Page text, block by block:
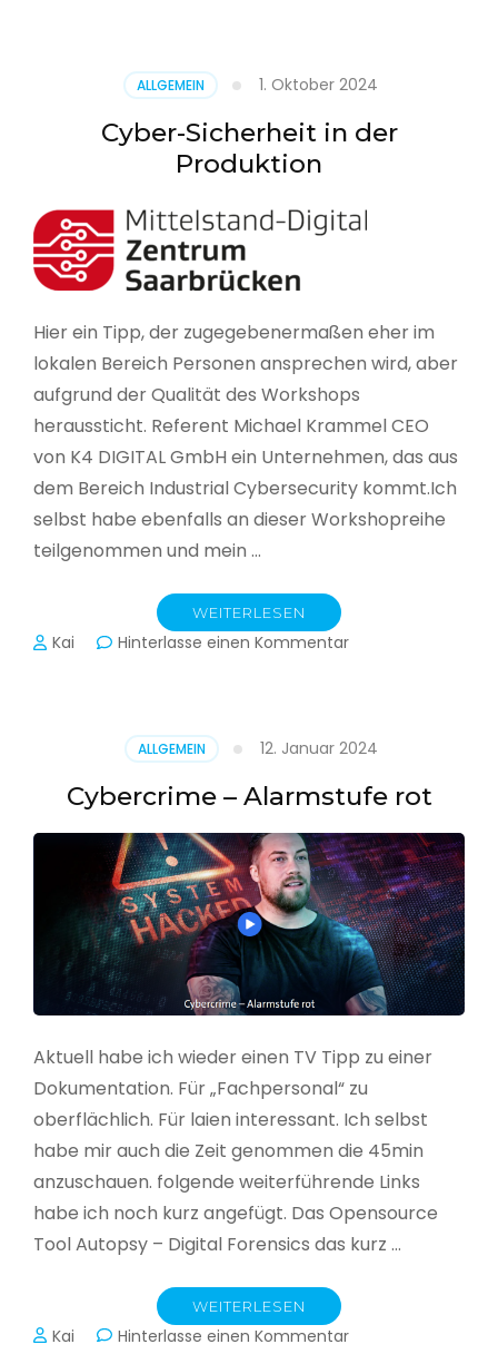
seinen
Lagebericht
zur
in
Deutschland
ALLGEMEIN 1. Oktober 2024
Cyber-Sicherheit in der
Produktion
Hier ein Tipp, der zugegebenermaßen eher im
lokalen Bereich Personen ansprechen wird, aber
aufgrund der Qualität des Workshops
heraussticht. Referent Michael Krammel CEO
von K4 DIGITAL GmbH ein Unternehmen, das aus
dem Bereich Industrial Cybersecurity kommt.Ich
selbst habe ebenfalls an dieser Workshopreihe
teilgenommen und mein …
WEITERLESEN
Kai Hinterlasse einen Kommentarzu
Produktion
ALLGEMEIN 12. Januar 2024
Cybercrime – Alarmstufe rot
Aktuell habe ich wieder einen TV Tipp zu einer
Dokumentation. Für „Fachpersonal“ zu
oberflächlich. Für laien interessant. Ich selbst
habe mir auch die Zeit genommen die 45min
anzuschauen. folgende weiterführende Links
habe ich noch kurz angefügt. Das Opensource
Tool Autopsy – Digital Forensics das kurz …
WEITERLESEN
Kai Hinterlasse einen Kommentarzu